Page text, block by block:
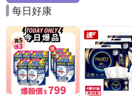
每日好康